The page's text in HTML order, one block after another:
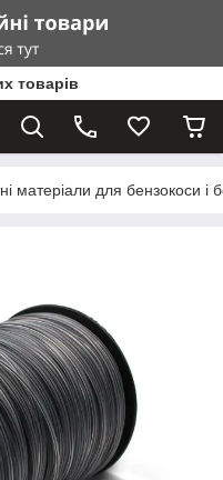
товарів
матеріали для бензокоси і